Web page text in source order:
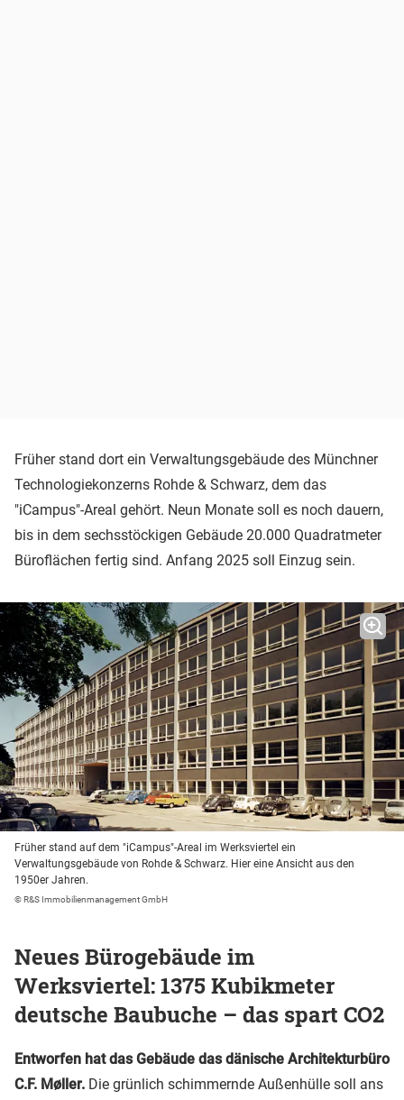
Früher stand dort ein Verwaltungsgebäude des Münchner
Technologiekonzerns Rohde & Schwarz, dem das
"iCampus"-Areal gehört. Neun Monate soll es noch dauern,
bis in dem sechsstöckigen Gebäude 20.000 Quadratmeter
Büroflächen fertig sind. Anfang 2025 soll Einzug sein.
Früher stand auf dem "iCampus"-Areal im Werksviertel ein
Verwaltungsgebäude von Rohde & Schwarz. Hier eine Ansicht aus den
1950er Jahren.
© R&S Immobilienmanagement GmbH
Neues Bürogebäude im
Werksviertel: 1375 Kubikmeter
deutsche Baubuche – das spart CO2
Entworfen hat das Gebäude das dänische Architekturbüro
C.F. Møller. Die grünlich schimmernde Außenhülle soll ans